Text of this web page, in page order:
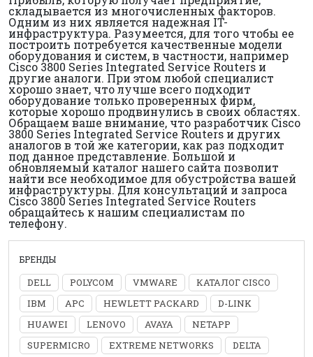
складывается из многочисленных факторов.
Одним из них является надежная IT-
инфраструктура. Разумеется, для того чтобы ее
построить потребуется качественные модели
оборудования и систем, в частности, например
Cisco 3800 Series Integrated Service Routers и
другие аналоги. При этом любой специалист
хорошо знает, что лучше всего подходит
оборудование только проверенных фирм,
которые хорошо продвинулись в своих областях.
Обращаем ваше внимание, что разработчик Cisco
3800 Series Integrated Service Routers и других
аналогов в той же категории, как раз подходит
под данное представление. Большой и
обновляемый каталог нашего сайта позволит
найти все необходимое для обустройства вашей
инфраструктуры. Для консультаций и запроса
Cisco 3800 Series Integrated Service Routers
обращайтесь к нашим специалистам по
телефону.
БРЕНДЫ
DELL POLYCOM VMWARE
КАТАЛОГ CISCO
IBM
APC HEWLETT PACKARD
D-LINK
HUAWEI
LENOVO AVAYA
NETAPP
SUPERMICRO
EXTREME NETWORKS
DELTA